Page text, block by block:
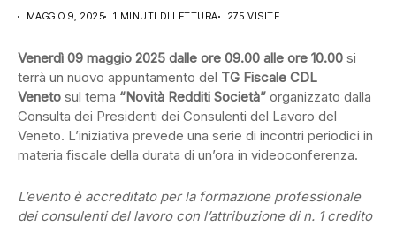
MAGGIO 9, 2025 1 MINUTI DI LETTURA 275 VISITE
Venerdì 09 maggio 2025 dalle ore 09.00 alle ore 10.00 si
terrà un nuovo appuntamento del TG Fiscale CDL
Veneto sul tema “Novità Redditi Società” organizzato dalla
Consulta dei Presidenti dei Consulenti del Lavoro del
Veneto. L’iniziativa prevede una serie di incontri periodici in
materia fiscale della durata di un’ora in videoconferenza.
L’evento è accreditato per la formazione professionale
dei consulenti del lavoro con l’attribuzione di n. 1 credito